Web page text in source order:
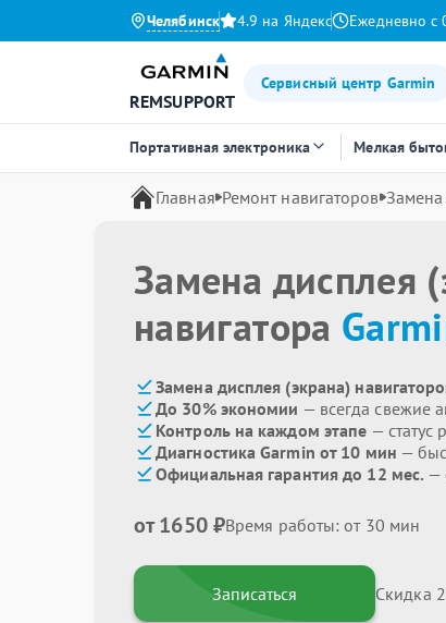
Челябинск 4.9 на Яндекс Ежедневно с
REMSUPPORT
Сервисный центр Garmin
Портативная электроника Мелкая
Главная Ремонт навигаторов Замена
Замена дисплея
навигатора
Замена дисплея (экрана)
До 30% экономии — всегда свежие
Контроль на каждом этапе — статус
Диагностика Garmin от 10 мин —
Официальная гарантия до 12 мес. —
от 1650 ₽Время работы: от 30 мин
Записаться Скидка